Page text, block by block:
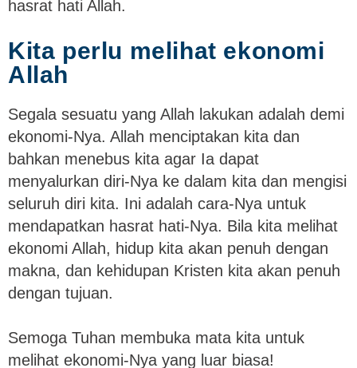
hasrat hati Allah.
Kita perlu melihat ekonomi
Allah
Segala sesuatu yang Allah lakukan adalah demi
ekonomi-Nya. Allah menciptakan kita dan
bahkan menebus kita agar Ia dapat
menyalurkan diri-Nya ke dalam kita dan mengisi
seluruh diri kita. Ini adalah cara-Nya untuk
mendapatkan hasrat hati-Nya. Bila kita melihat
ekonomi Allah, hidup kita akan penuh dengan
makna, dan kehidupan Kristen kita akan penuh
dengan tujuan.
Semoga Tuhan membuka mata kita untuk
melihat ekonomi-Nya yang luar biasa!